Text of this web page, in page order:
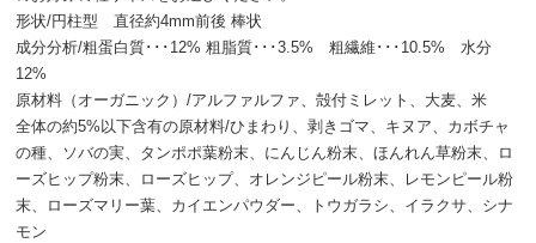
形状/円柱型 直径約4mm前後 棒状
成分分析/粗蛋白質･･･12% 粗脂質･･･3.5% 粗繊維･･･10.5% 水分
12%
原材料（オーガニック）/アルファルファ、殻付ミレット、大麦、米
全体の約5%以下含有の原材料/ひまわり、剥きゴマ、キヌア、カボチャ
の種、ソバの実、タンポポ葉粉末、にんじん粉末、ほんれん草粉末、ロ
ーズヒップ粉末、ローズヒップ、オレンジピール粉末、レモンピール粉
末、ローズマリー葉、カイエンパウダー、トウガラシ、イラクサ、シナ
モン